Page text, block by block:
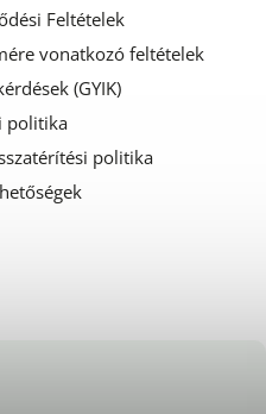
Feltételek
vonatkozó feltételek
(GYIK)
politika
politika